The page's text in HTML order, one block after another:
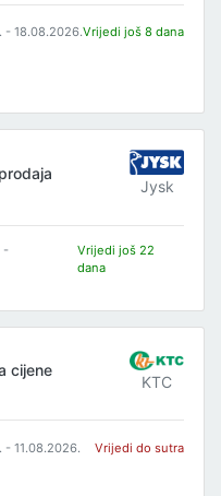
- 18.08.2026.Vrijedi još 8 dana
Jysk
-
Vrijedi još 22
dana
cijene
KTC
11.08.2026. Vrijedi do sutra